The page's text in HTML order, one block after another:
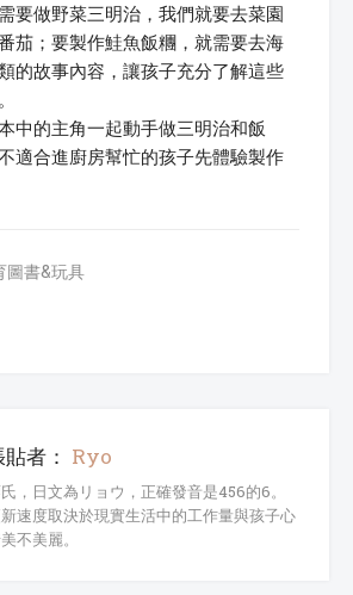
要做野菜三明治，我們就要去菜園
茄；要製作鮭魚飯糰，就需要去海
的故事內容，讓孩子充分了解這些
中的主角一起動手做三明治和飯
適合進廚房幫忙的孩子先體驗製作
圖書&玩具
者： Ryo
，日文為リョウ，正確發音是456的6。
速度取決於現實生活中的工作量與孩子心
不美麗。